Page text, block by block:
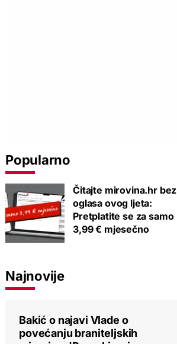
Popularno
Čitajte mirovina.hr bez
oglasa ovog ljeta:
Pretplatite se za samo
3,99 € mjesečno
Najnovije
Bakić o najavi Vlade o
povećanju braniteljskih